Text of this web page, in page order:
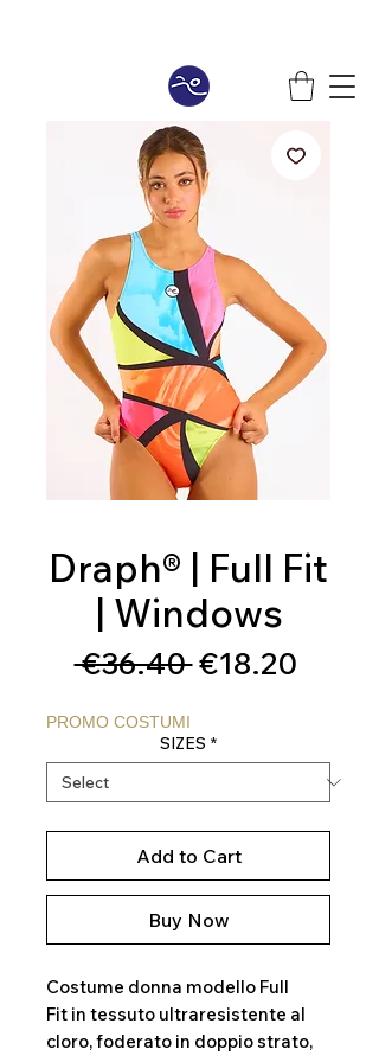
Draph® | Full Fit
| Windows
€36.40 Regular
€18.20Sale
PROMO COSTUMI
SIZES *
Add to Cart
Buy Now
Costume donna modello Full
Fit in tessuto ultraresistente al
cloro, foderato in doppio strato,